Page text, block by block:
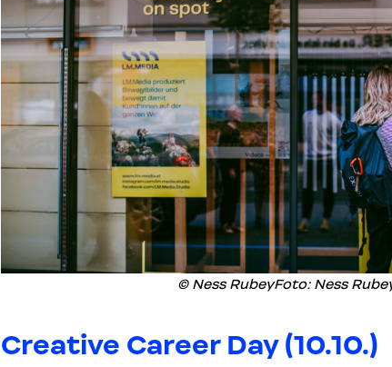
© Ness RubeyFoto: Ness
Creative Career Day (10.10.)